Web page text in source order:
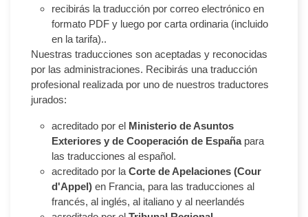
recibirás la traducción por correo electrónico en
formato PDF y luego por carta ordinaria (incluido
en la tarifa)..
Nuestras traducciones son aceptadas y reconocidas
por las administraciones. Recibirás una traducción
profesional realizada por uno de nuestros traductores
jurados:
acreditado por el Ministerio de Asuntos
Exteriores y de Cooperación de Españapara
las traducciones al español.
acreditado por la Corte de Apelaciones (Cour
d'Appel) en Francia, para las traducciones al
francés, al inglés, al italiano y al neerlandés